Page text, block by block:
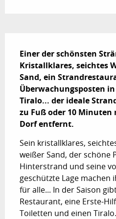
Einer der schönsten
Kristallklares, seichtes
Sand, ein
Überwachungsposten
Tiralo... der ideale
zu Fuß oder 10
Dorf entfernt.
Sein kristallklares,
weißer Sand, der schöne
Hinterstrand und seine
geschützte Lage machen
für alle... In der Saison
Restaurant, eine Erste-
Toiletten und einen